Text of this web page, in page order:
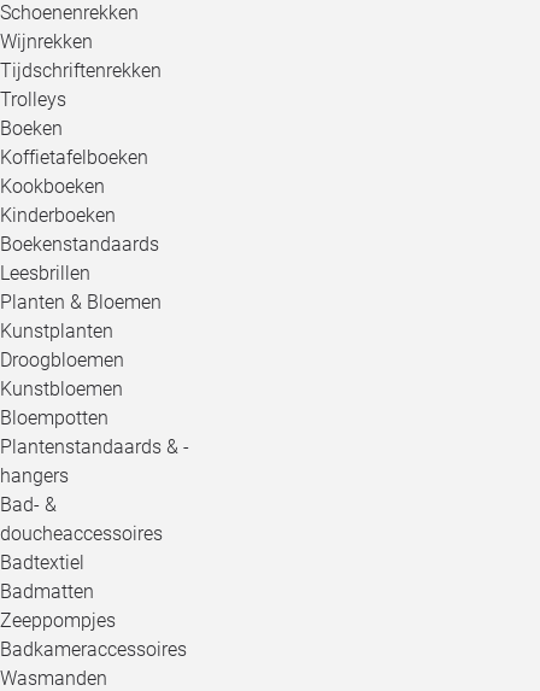
Schoenenrekken
Wijnrekken
Tijdschriftenrekken
Trolleys
Boeken
Koffietafelboeken
Kookboeken
Kinderboeken
Boekenstandaards
Leesbrillen
Planten & Bloemen
Kunstplanten
Droogbloemen
Kunstbloemen
Bloempotten
Plantenstandaards & -
hangers
Bad- &
doucheaccessoires
Badtextiel
Badmatten
Zeeppompjes
Badkameraccessoires
Wasmanden